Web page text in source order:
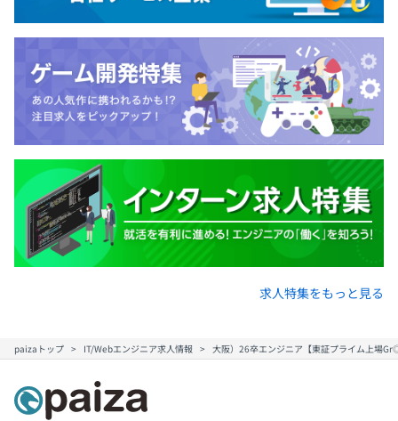
◎導入ユーザー数2000社以上・累計出荷本数2万ライセン
ス以上でシェアNo.1を獲得しています。
■『BricsCAD』
当社はBricsCADのパートナー代理店として、販売、ロー
カライズ、日本語 でのお客様サポート、カスタマイズ開
発を実施しています。2D-3D-BIMすべての設計に拡張でき
ることが最大の特徴の1つです。
◎.dwg互換CADであるBricsCADは互換性と汎用性が高
く、製造業から建設業まで幅広い業種の企業様10,000社
以上に導入されています。
無期雇用
3カ月（待遇の変更はありません）
ンと業務生産性の両立という、やりがいのある課題
に挑戦できます。 自社製品開発・受託開発の両軸か
ら、製造業の働き方を支えるパートナーとして、こ
れからの現場を変えていく。 それが、私たち図研ア
ルファテックの目指す姿です。
求人特集をもっと見る
paizaトップ IT/Webエンジニア求人情報 大阪）26卒エンジニア【東証プライム上場